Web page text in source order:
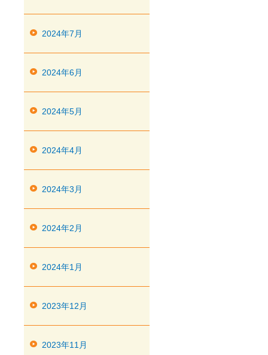
2024年7月
2024年6月
2024年5月
2024年4月
2024年3月
2024年2月
2024年1月
2023年12月
2023年11月